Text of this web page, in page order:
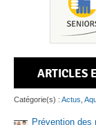
ARTICLES
Catégorie(s) : Actus
Prévention